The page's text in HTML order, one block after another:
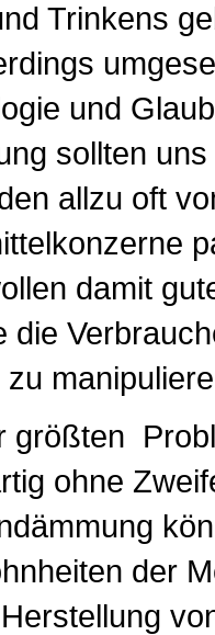
Trinkens
und
sollten
allzu oft
damit
die
zu
größten
ohne
der